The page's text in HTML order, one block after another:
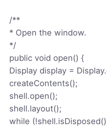
/**
* Open the window.
*/
public void open() {
Display display =
createContents();
shell.open();
shell.layout();
while